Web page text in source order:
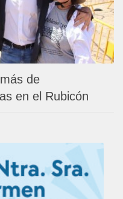
de
en el Rubicón